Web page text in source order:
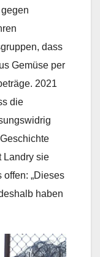
dass
Gemüse per
2021
die
Landry sie
offen: „Dieses
haben